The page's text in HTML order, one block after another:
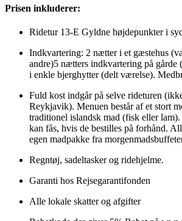
Prisen inkluderer:
Ridetur 13-E Gyldne højdepunkter i
Indkvartering: 2 nætter i et gæstehus
andre)5 nætters indkvartering på gårde
i enkle bjerghytter (delt værelse).
Fuld kost indgår på selve rideturen
Reykjavik). Menuen består af et stort
traditionel islandsk mad (fisk eller
kan fås, hvis de bestilles på forhånd.
egen madpakke fra
Regntøj, sadeltasker og ridehjelme.
Garanti hos Rejsegarantifonden
Alle lokale skatter og afgifter